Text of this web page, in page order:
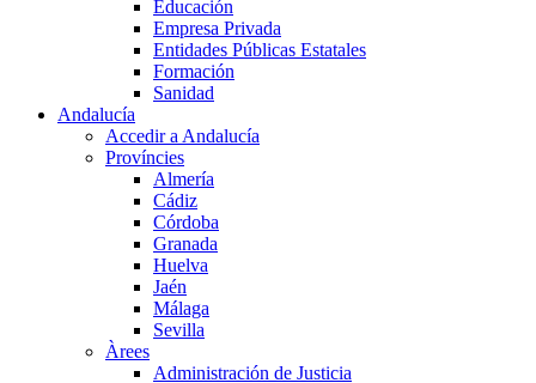
Educación
Empresa Privada
Entidades Públicas Estatales
Formación
Sanidad
Andalucía
Accedir a Andalucía
Províncies
Almería
Cádiz
Córdoba
Granada
Huelva
Jaén
Málaga
Sevilla
Àrees
Administración de Justicia